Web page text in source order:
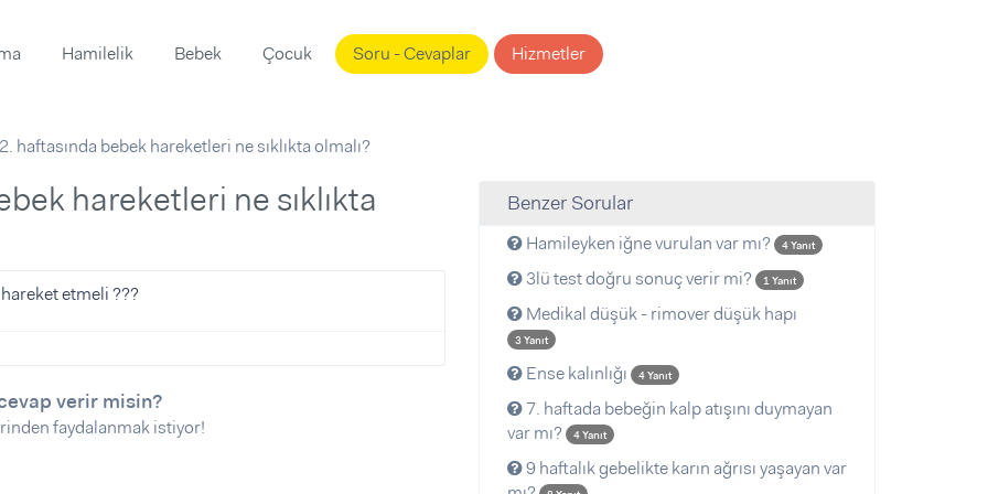
Hamilelik Bebek Çocuk Soru - Cevaplar Hizmetler
haftasında bebek hareketleri ne sıklıkta olmalı?
etmeli ???
verir misin?
faydalanmak istiyor!
Benzer Sorular
Hamileyken iğne vurulan var mı? 4 Yanıt
3lü test doğru sonuç verir mi? 1 Yanıt
Medikal düşük - rimover düşük hapı
3 Yanıt
Ense kalınlığı 4 Yanıt
7. haftada bebeğin kalp atışını duymayan
var mı?
4 Yanıt
9 haftalık gebelikte karın ağrısı yaşayan var